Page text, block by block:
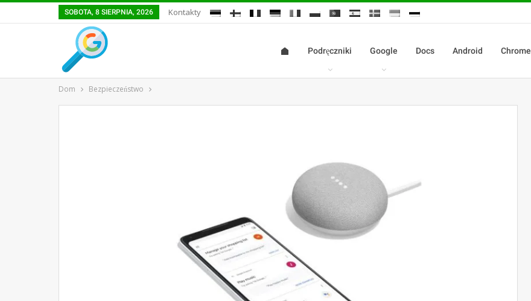
SOBOTA, 8 SIERPNIA, 2026 Kontakty
Podręczniki Google Docs Android Chrome
Dom Bezpieczeństwo